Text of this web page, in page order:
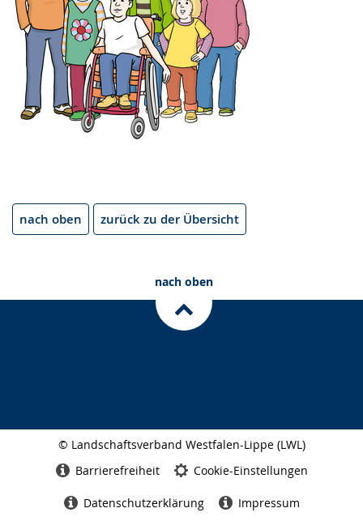
nach oben zurück zu der Übersicht
nach oben
© Landschaftsverband Westfalen-Lippe (LWL)
Barrierefreiheit Cookie-Einstellungen
Datenschutzerklärung Impressum